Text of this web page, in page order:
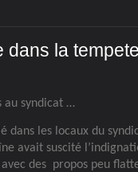
dans la
au syndicat …
dans les locaux du
avait suscité
des propos peu